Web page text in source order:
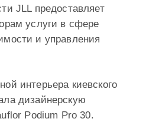
JLL предоставляет
услуги в сфере
и управления
интерьера киевского
дизайнерскую
Podium Pro 30.